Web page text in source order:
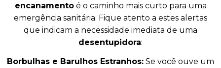
encanamentoé o caminho mais curto para uma
emergência sanitária. Fique atento a estes alertas
que indicam a necessidade imediata de uma
desentupidora:
Borbulhas e Barulhos Estranhos: Se você ouve um